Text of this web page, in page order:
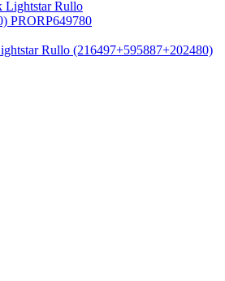
Rullo (216497+595887+202480)